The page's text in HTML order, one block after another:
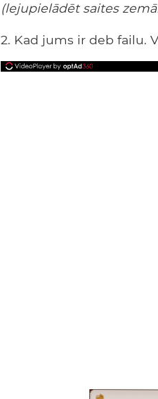
(lejupielādēt saites
2. Kad jums ir deb failu.